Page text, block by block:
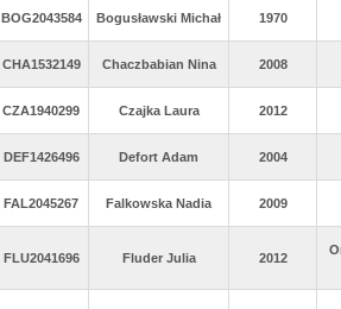
BOG2043584 Bogusławski Michał 1970
CHA1532149 Chaczbabian Nina 2008
CZA1940299 Czajka Laura 2012
DEF1426496 Defort Adam 2004
FAL2045267 Falkowska Nadia 2009
FLU2041696 Fluder Julia 2012